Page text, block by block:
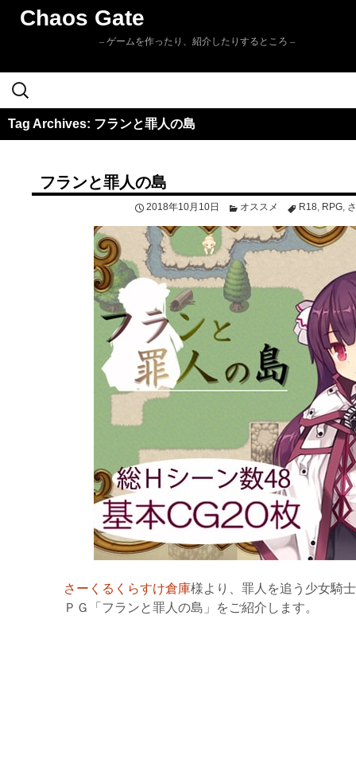
Chaos Gate
– ゲームを作ったり、紹介したりするところ –
Skip to
content
索:
Tag Archives: フランと罪人の島
フランと罪人の島
2018年10月10日 オススメ R18, RPG,
さーくるくらすけ倉庫様より、罪人を追う少女騎
ＰＧ「フランと罪人の島」をご紹介します。